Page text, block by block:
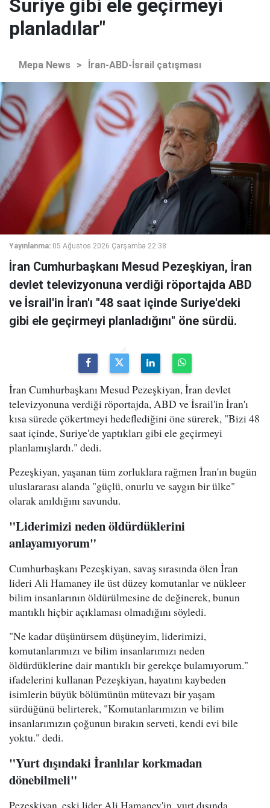
Suriye gibi ele geçirmeyi
planladılar"
Mepa News > İran-ABD-İsrail çatışması
Yayınlanma: 05 Ağustos 2026 Çarşamba 22:38
İran Cumhurbaşkanı Mesud Pezeşkiyan, İran
devlet televizyonuna verdiği röportajda ABD
ve İsrail'in İran'ı "48 saat içinde Suriye'deki
gibi ele geçirmeyi planladığını" öne sürdü.
İran Cumhurbaşkanı Mesud Pezeşkiyan, İran devlet
televizyonuna verdiği röportajda, ABD ve İsrail'in İran'ı
kısa sürede çökertmeyi hedeflediğini öne sürerek, "Bizi 48
saat içinde, Suriye'de yaptıkları gibi ele geçirmeyi
planlamışlardı." dedi.
Pezeşkiyan, yaşanan tüm zorluklara rağmen İran'ın bugün
uluslararası alanda "güçlü, onurlu ve saygın bir ülke"
olarak anıldığını savundu.
"Liderimizi neden öldürdüklerini
anlayamıyorum"
Cumhurbaşkanı Pezeşkiyan, savaş sırasında ölen İran
lideri Ali Hamaney ile üst düzey komutanlar ve nükleer
bilim insanlarının öldürülmesine de değinerek, bunun
mantıklı hiçbir açıklaması olmadığını söyledi.
"Ne kadar düşünürsem düşüneyim, liderimizi,
komutanlarımızı ve bilim insanlarımızı neden
öldürdüklerine dair mantıklı bir gerekçe bulamıyorum."
ifadelerini kullanan Pezeşkiyan, hayatını kaybeden
isimlerin büyük bölümünün mütevazı bir yaşam
sürdüğünü belirterek, "Komutanlarımızın ve bilim
insanlarımızın çoğunun bırakın serveti, kendi evi bile
yoktu." dedi.
"Yurt dışındaki İranlılar korkmadan
dönebilmeli"